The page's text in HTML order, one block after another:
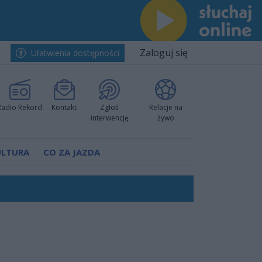
Ułatwienia dostępności Zaloguj się
Rekord Kontakt
Zgłoś
interwencję
Relacje na
żywo
CO ZA JAZDA